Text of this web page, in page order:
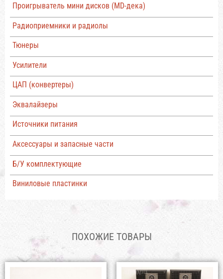
Проигрыватель мини дисков (MD-дека)
Радиоприемники и радиолы
Тюнеры
Усилители
ЦАП (конвертеры)
Эквалайзеры
Источники питания
Аксессуары и запасные части
Б/У комплектующие
Виниловые пластинки
ПОХОЖИЕ ТОВАРЫ